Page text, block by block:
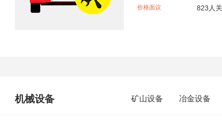
价格面议
823人
机械设备 矿山设备 冶金设备